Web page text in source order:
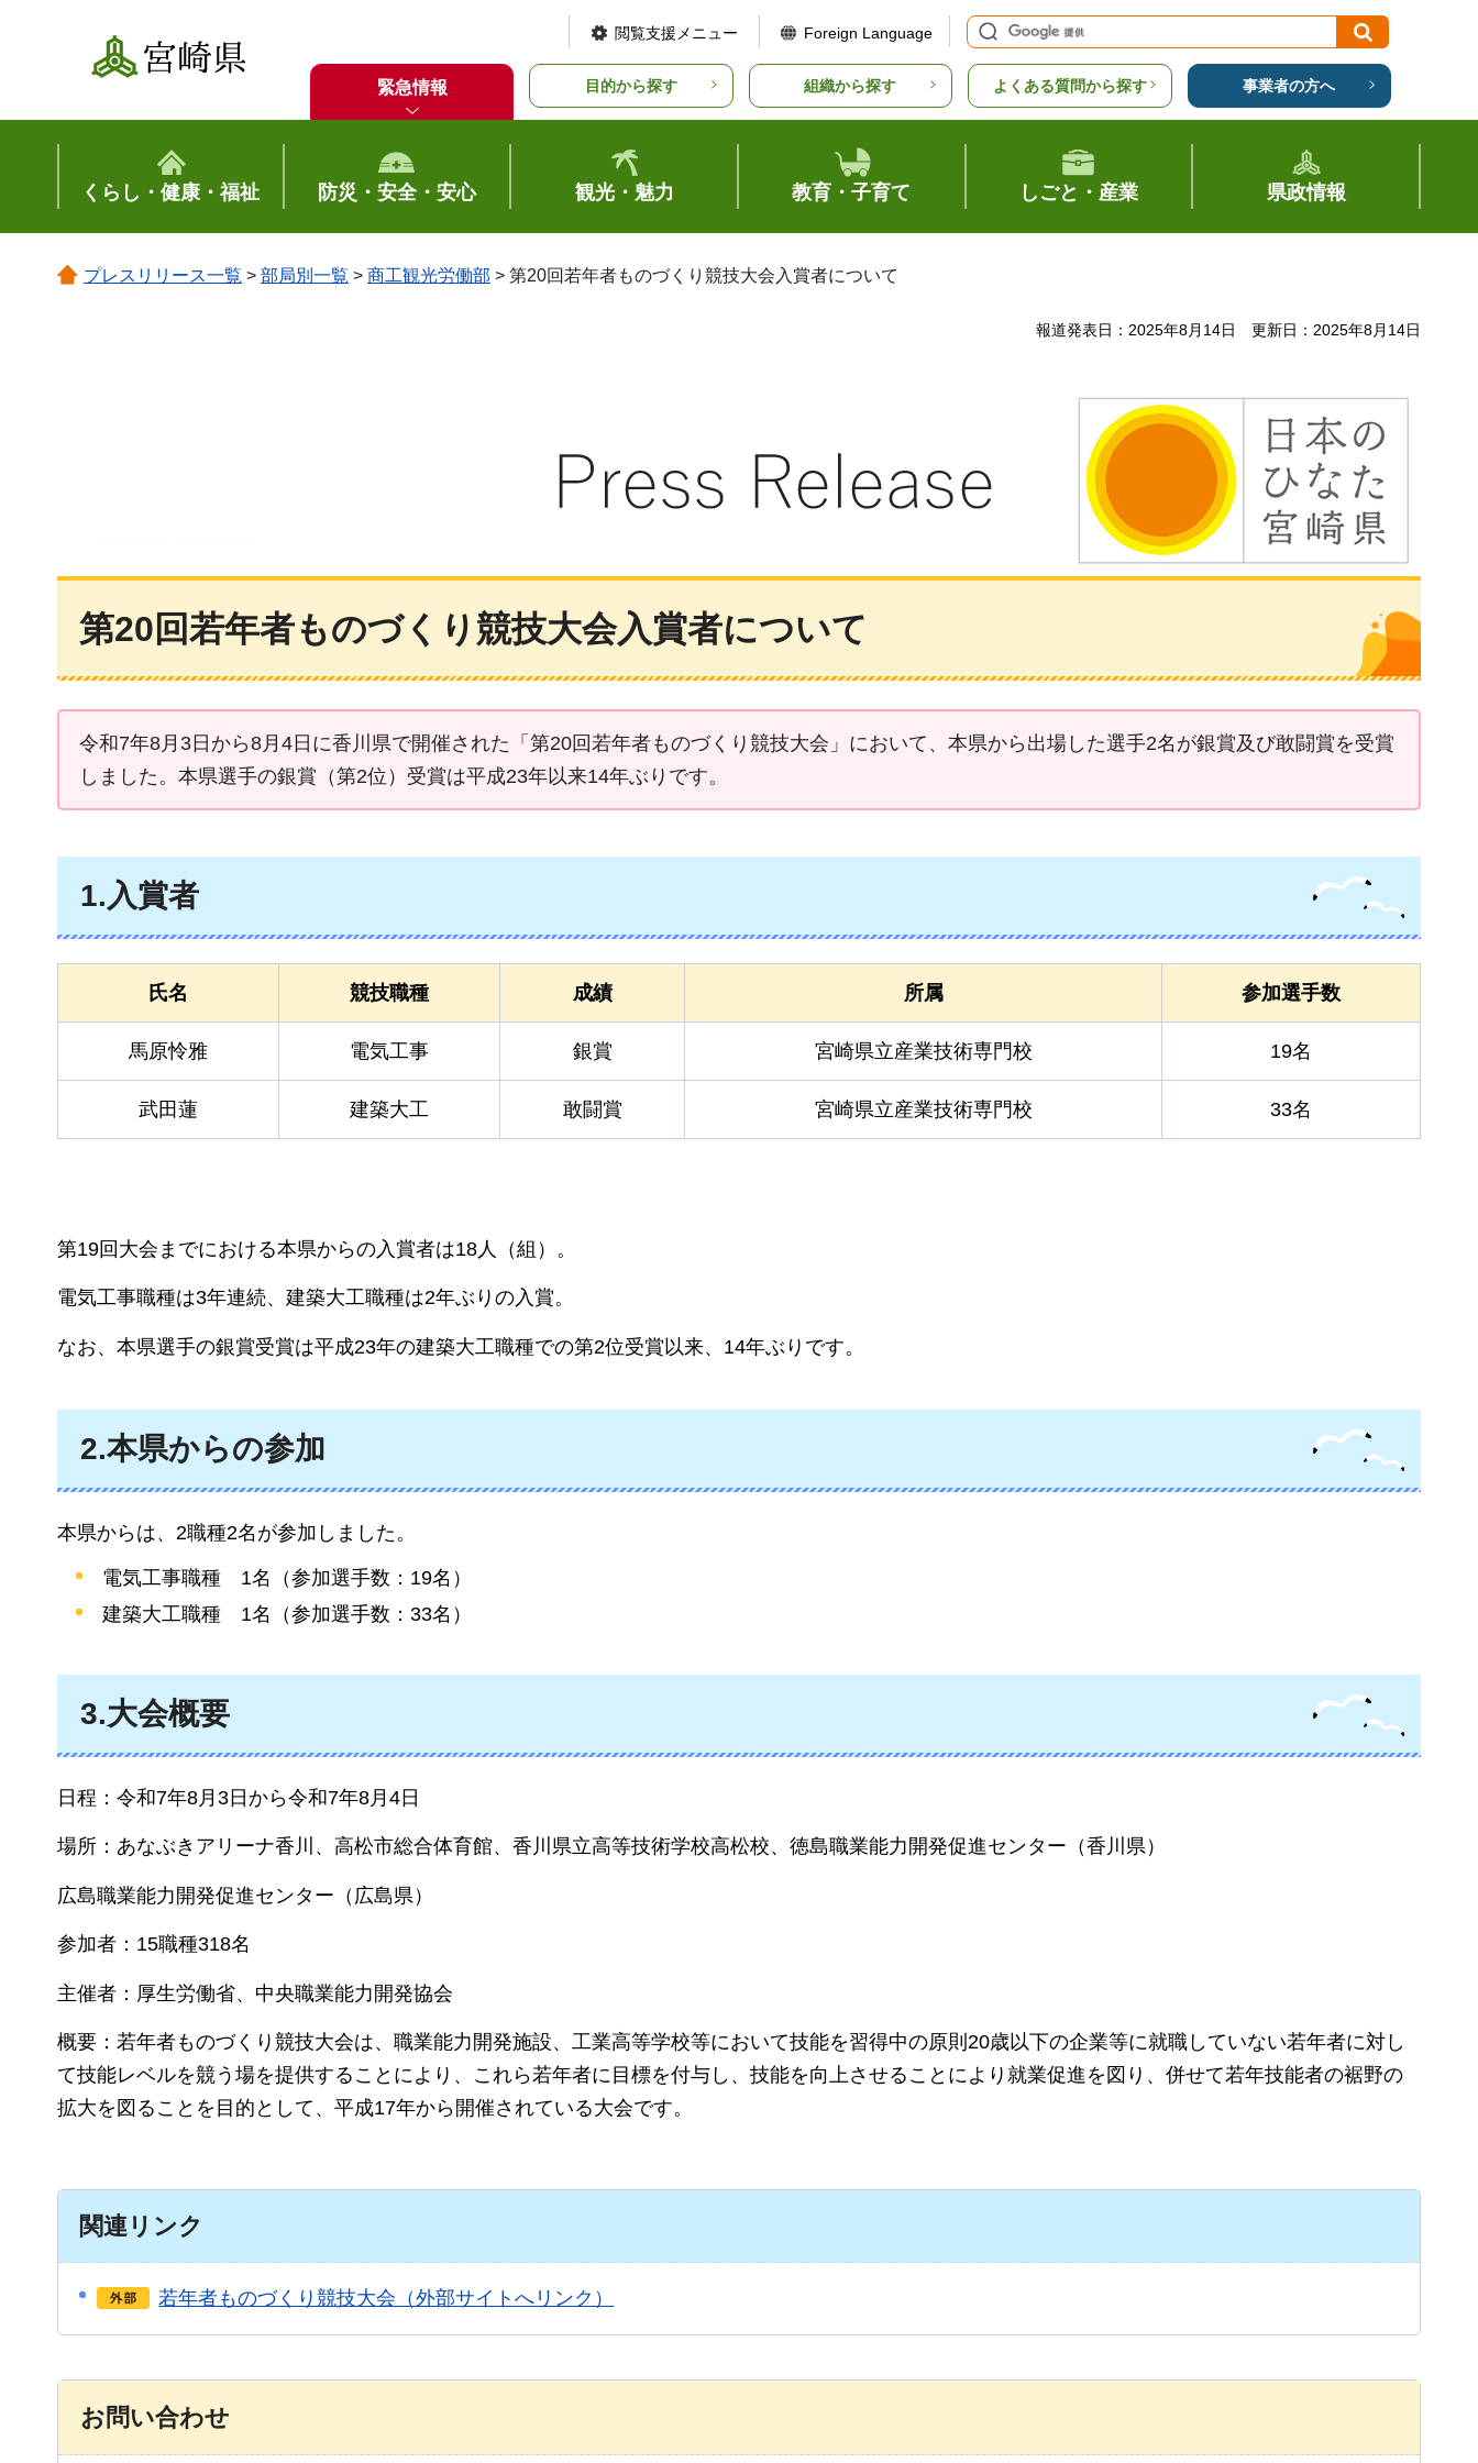
宮崎県
閲覧支援メニュー Foreign Language
緊急情報 目的から探す 組織から探す よくある質問から探す 事業者の方へ
くらし・健康・福祉 防災・安全・安心 観光・魅力 教育・子育て しごと・産業 県政情報
プレスリリース一覧 > 部局別一覧 > 商工観光労働部 > 第20回若年者ものづくり競技大会入賞者について
報道発表日：2025年8月14日 更新日：2025年8月14日
第20回若年者ものづくり競技大会入賞者について
令和7年8月3日から8月4日に香川県で開催された「第20回若年者ものづくり競技大会」において、本県から出場した選手2名が銀賞及び敢闘賞を受賞
しました。本県選手の銀賞（第2位）受賞は平成23年以来14年ぶりです。
1.入賞者
氏名 競技職種 成績 所属 参加選手数
馬原怜雅 電気工事 銀賞 宮崎県立産業技術専門校 19名
武田蓮 建築大工 敢闘賞 宮崎県立産業技術専門校 33名
第19回大会までにおける本県からの入賞者は18人（組）。
電気工事職種は3年連続、建築大工職種は2年ぶりの入賞。
なお、本県選手の銀賞受賞は平成23年の建築大工職種での第2位受賞以来、14年ぶりです。
2.本県からの参加
本県からは、2職種2名が参加しました。
電気工事職種 1名
（参加選手数：19名）
建築大工職種
1名 （参加選手数：33名）
3.大会概要
日程：令和7年8月3日から令和7年8月4日
場所：あなぶきアリーナ香川、高松市総合体育館、香川県立高等技術学校高松校、徳島職業能力開発促進センター（香川県）
広島職業能力開発促進センター（広島県）
参加者：15職種318名
主催者：厚生労働省、中央職業能力開発協会
概要：若年者ものづくり競技大会は、職業能力開発施設、工業高等学校等において技能を習得中の原則20歳以下の企業等に就職していない若年者に対し
て技能レベルを競う場を提供することにより、これら若年者に目標を付与し、技能を向上させることにより就業促進を図り、併せて若年技能者の裾野の
拡大を図ることを目的として、平成17年から開催されている大会です。
関連リンク
若年者ものづくり競技大会（外部サイトへリンク）
お問い合わせ